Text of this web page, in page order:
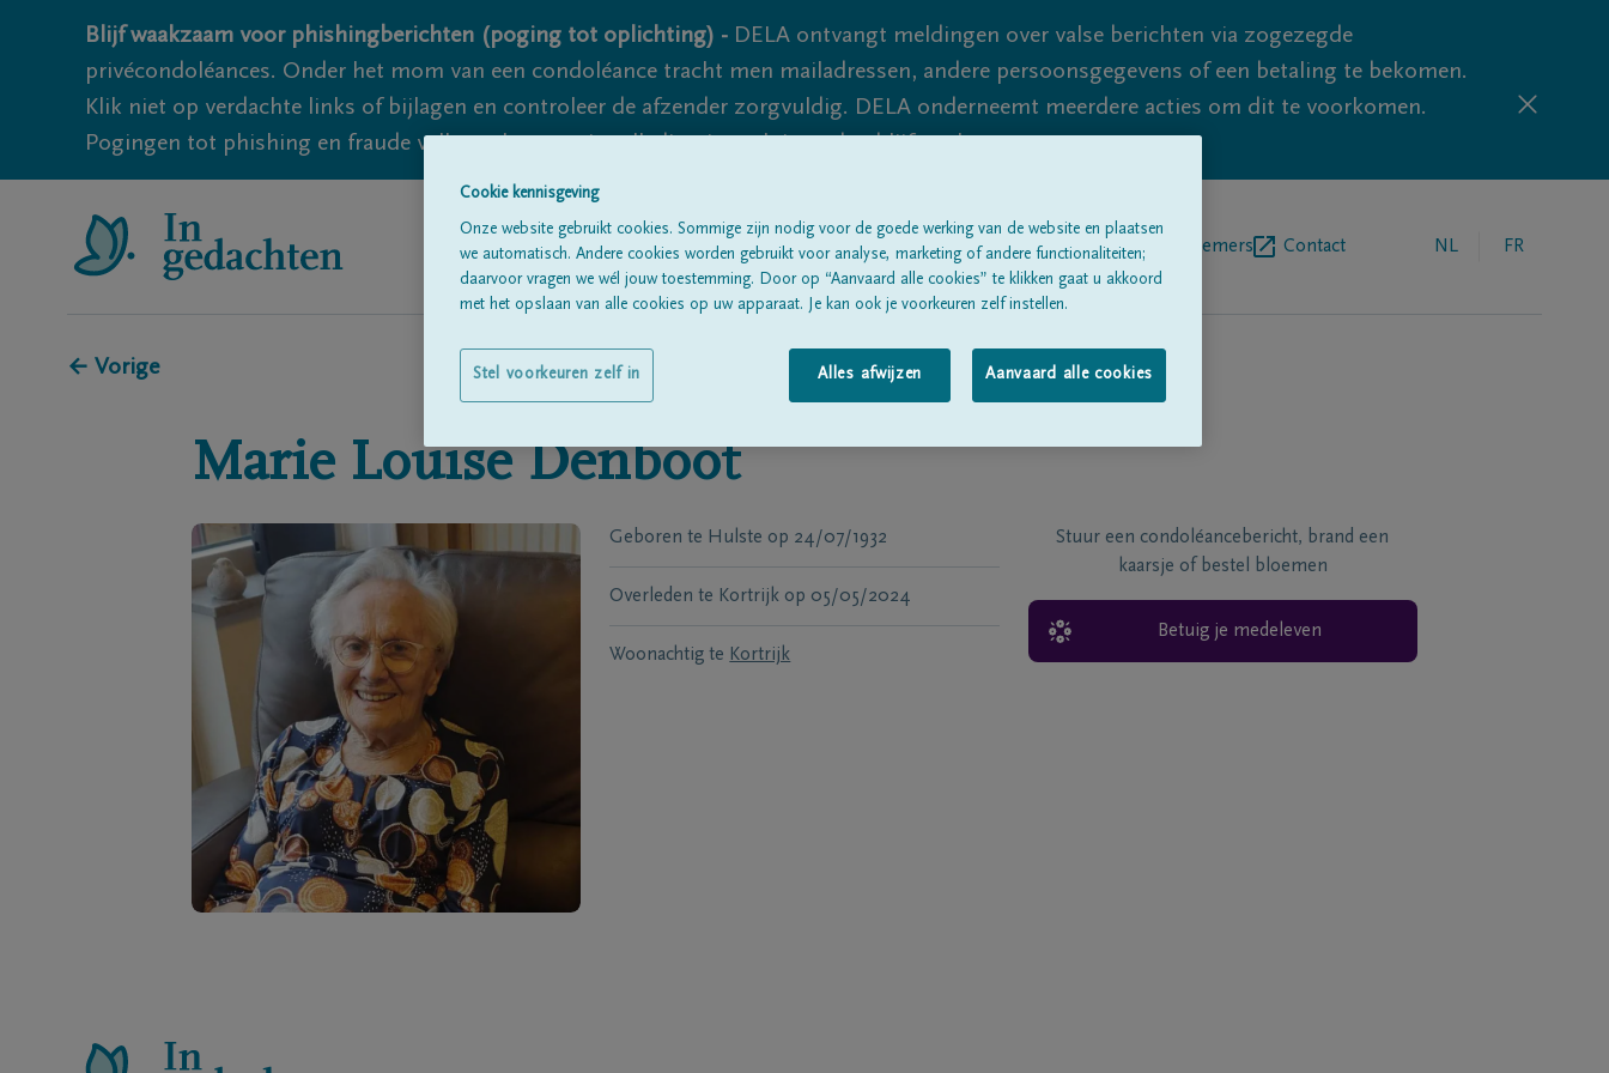
Blijf waakzaam voor phishingberichten (poging tot oplichting) - DELA ontvangt meldingen over valse berichten via zogezegde
privécondoléances. Onder het mom van een condoléance tracht men mailadressen, andere persoonsgegevens of een betaling te bekomen.
Klik niet op verdachte links of bijlagen en controleer de afzender zorgvuldig. DELA onderneemt meerdere acties om dit te voorkomen.
Pogingen tot phishing en fraude vallen echter nooit volledig uit te sluiten, dus blijf waakzaam.
Alle rouwberichtenOver onsBegrafenisondernemers Contact NL FR
← Vorige
Marie Louise Denboot
Geboren te Hulste op 24/07/1932
Overleden te Kortrijk op 05/05/2024
Woonachtig te Kortrijk
Stuur een condoléancebericht, brand een
kaarsje of bestel bloemen
Betuig je medeleven
Cookie kennisgeving
Onze website gebruikt cookies. Sommige zijn nodig voor de goede werking van de website en plaatsen
we automatisch. Andere cookies worden gebruikt voor analyse, marketing of andere functionaliteiten;
daarvoor vragen we wél jouw toestemming. Door op “Aanvaard alle cookies” te klikken gaat u akkoord
met het opslaan van alle cookies op uw apparaat. Je kan ook je voorkeuren zelf instellen.
Alles afwijzen Aanvaard alle cookies
Stel voorkeuren zelf in